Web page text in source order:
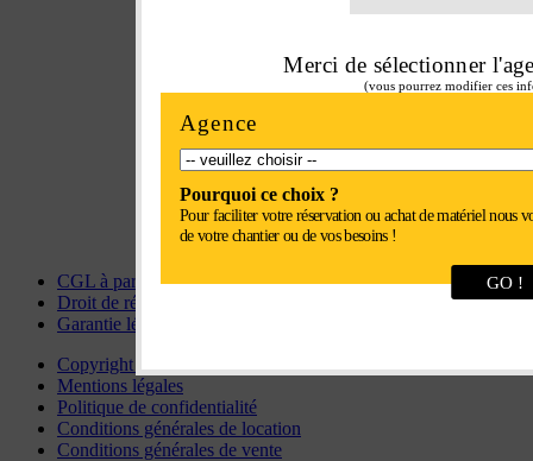
Merci de sélectionner
(vous pourrez modifier ces
Agence
Pourquoi ce choix ?
Pour faciliter votre réservation ou achat de matériel nous
de votre chantier ou de vos besoins !
GO !
28630 Fontenay-sur-Eure
Tel : 02 37 34 20 02
Fax : 02 37 34 81 90
chartres@interlocation.eu
CGL à particulier
Droit de rétractation
Garantie légale
Copyright © 2026 Hémisphères & Compagnie
Mentions légales
Politique de confidentialité
Conditions générales de location
Conditions générales de vente